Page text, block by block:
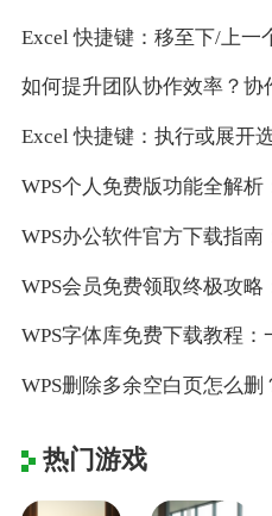
Excel 快捷键：移至下/上一
如何提升团队协作效率？协
Excel 快捷键：执行或展开
WPS办公软件官方下载指南
热门游戏